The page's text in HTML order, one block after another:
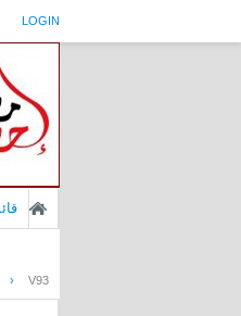
LOGIN
› V93